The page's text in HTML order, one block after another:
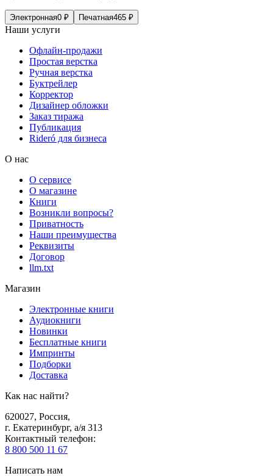
Электронная0 ₽ Печатная465 ₽
Наши услуги
Офлайн-продажи
Простая верстка
Ручная верстка
Буктрейлер
Корректор
Дизайнер обложки
Заказ тиража
Публикация
Rideró для бизнеса
О нас
О сервисе
О магазине
Книги
Возникли вопросы?
Приватность
Наши преимущества
Реквизиты
Договор
llm.txt
Магазин
Электронные книги
Аудиокниги
Новинки
Бесплатные книги
Импринты
Подборки
Доставка
Как нас найти?
620027, Россия,
г. Екатеринбург, а/я 313
Контактный телефон:
8 800 500 11 67
Написать нам